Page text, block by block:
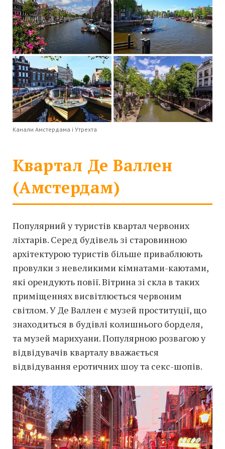
Канали Амстердама і Утрехта
Квартал Де Валлен
(Амстердам)
Популярний у туристів квартал червоних
ліхтарів. Серед будівель зі старовинною
архітектурою туристів більше приваблюють
провулки з невеликими кімнатами-каютами,
які орендують повії. Вітрина зі скла в таких
приміщеннях висвітлюється червоним
світлом. У Де Валлен є музей проституції, що
знаходиться в будівлі колишнього борделя,
та музей марихуани. Популярною розвагою у
відвідувачів кварталу вважається
відвідування еротичних шоу та секс-шопів.